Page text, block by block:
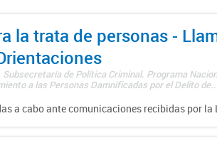
la trata de personas -
de Política Criminal. Programa
a las Personas Damnificadas por el Delito
a cabo ante comunicaciones recibidas por la